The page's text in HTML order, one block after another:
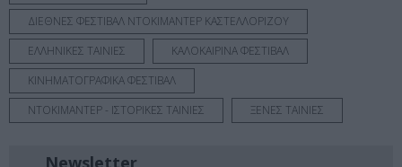
ΔΙΕΘΝΕΣ ΦΕΣΤΙΒΑΛ ΝΤΟΚΙΜΑΝΤΕΡ ΚΑΣΤΕΛΛΟΡΙΖΟΥ
ΕΛΛΗΝΙΚΕΣ ΤΑΙΝΙΕΣ
ΚΑΛΟΚΑΙΡΙΝΑ ΦΕΣΤΙΒΑΛ
ΚΙΝΗΜΑΤΟΓΡΑΦΙΚΑ ΦΕΣΤΙΒΑΛ
ΝΤΟΚΙΜΑΝΤΕΡ - ΙΣΤΟΡΙΚΕΣ ΤΑΙΝΙΕΣ
ΞΕΝΕΣ ΤΑΙΝΙΕΣ
Newsletter